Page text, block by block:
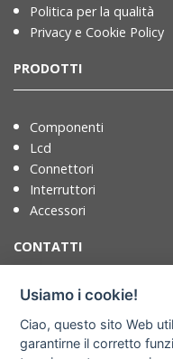
Politica per la qualità
Privacy e Cookie Policy
PRODOTTI
Componenti
Lcd
Connettori
Interruttori
Accessori
CONTATTI
T. +39 071721091
F. +39 0717210922
info@adimpex.it
Usiamo i cookie!
Ciao, questo sito Web
garantirne il corretto